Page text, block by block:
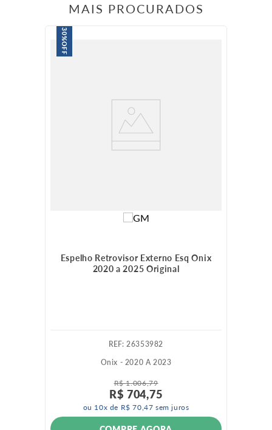
MAIS PROCURADOS
30%
OFF
Espelho Retrovisor Externo Esq Onix
2020 a 2025 Original
:26353982
Onix - 2020 A 2023
R$ 1.006,79
R$ 704,75
ou 10x de R$ 70,47 sem juros